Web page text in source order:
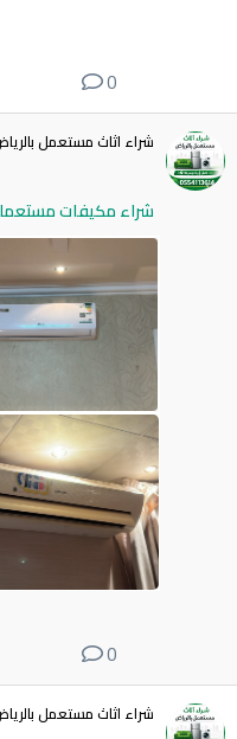
0
شراء اثاث مستعمل بالرياض
شراء مكيفات
0
شراء اثاث مستعمل بالرياض